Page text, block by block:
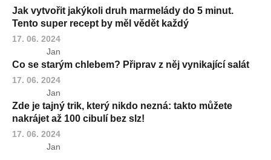
Jak vytvořit jakýkoli druh marmelády do 5 minut.
Tento super recept by měl vědět každý
17. 06. 2024
Jan
Co se starým chlebem? Připrav z něj vynikající salát
17. 06. 2024
Jan
Zde je tajný trik, který nikdo nezná: takto můžete
nakrájet až 100 cibulí bez slz!
17. 06. 2024
Jan